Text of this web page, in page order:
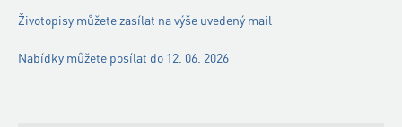
Životopisy můžete zasílat na výše uvedený mail
Nabídky můžete posílat do 12. 06. 2026